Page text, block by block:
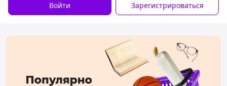
Войти Зарегистрироваться